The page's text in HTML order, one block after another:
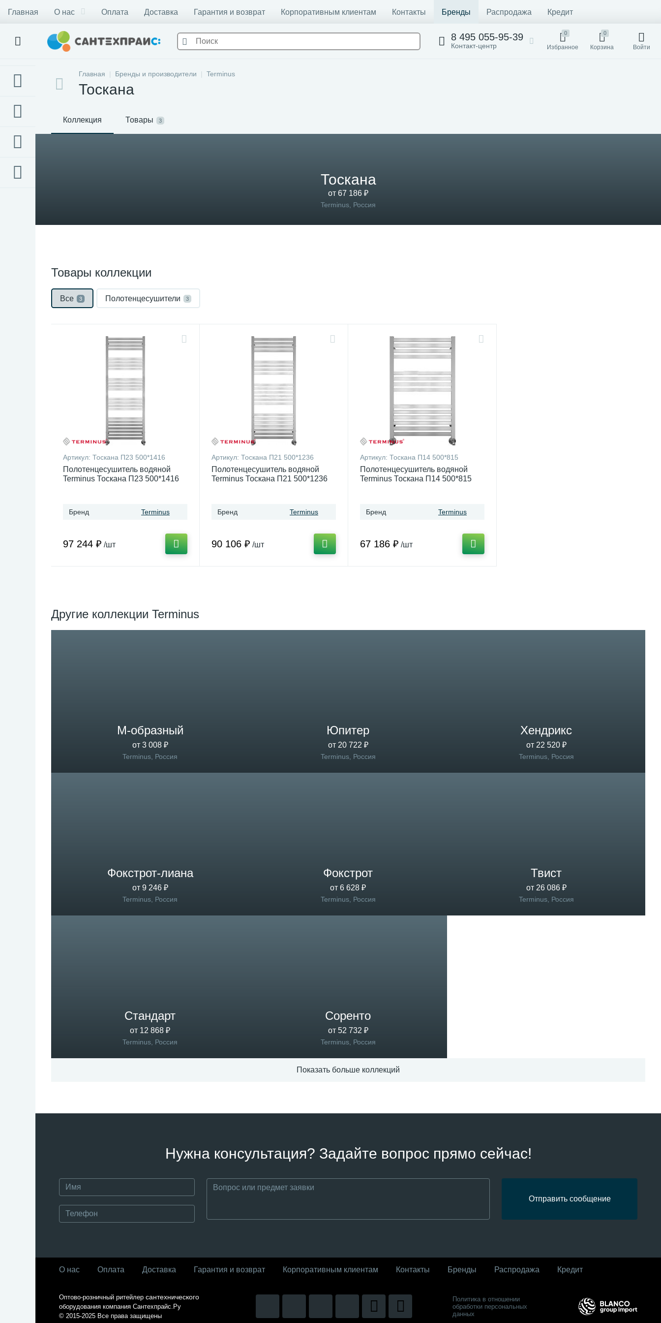
Главная О нас Оплата Доставка Гарантия и возврат Корпоративным клиентам Контакты Бренды Распродажа Кредит
8 495 055-95-39
Контакт-центр
0
Избранное
0
Корзина Войти
Главная Бренды и производители Terminus
Тоскана
Коллекция Товары 3
Тоскана
от 67 186 ₽
Terminus, Россия
Товары коллекции
Все 3 Полотенцесушители 3
Артикул: Тоскана П23 500*1416
Полотенцесушитель водяной
Terminus Тоскана П23 500*1416
Бренд Terminus
97 244 ₽ /шт
Артикул: Тоскана П21 500*1236
Полотенцесушитель водяной
Terminus Тоскана П21 500*1236
Бренд Terminus
90 106 ₽ /шт
Артикул: Тоскана П14 500*815
Полотенцесушитель водяной
Terminus Тоскана П14 500*815
Бренд Terminus
67 186 ₽ /шт
Другие коллекции Terminus
M-образный
от 3 008 ₽
Terminus, Россия
Юпитер
от 20 722 ₽
Terminus, Россия
Хендрикс
от 22 520 ₽
Terminus, Россия
Фокстрот-лиана
от 9 246 ₽
Terminus, Россия
Фокстрот
от 6 628 ₽
Terminus, Россия
Твист
от 26 086 ₽
Terminus, Россия
Стандарт
от 12 868 ₽
Terminus, Россия
Соренто
от 52 732 ₽
Terminus, Россия
Показать больше коллекций
Нужна консультация? Задайте вопрос прямо сейчас!
Отправить сообщение
О нас Оплата Доставка Гарантия и возврат Корпоративным клиентам Контакты Бренды Распродaжа Кредит
Оптово-розничный ритейлер сантехнического
оборудования компания Сантехпрайс.Ру
© 2015-2025 Все права защищены
Политика в отношении
обработки персональных
данных